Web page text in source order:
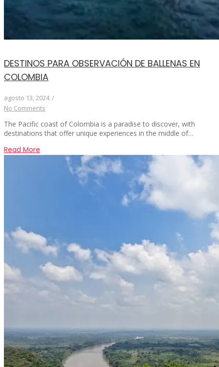
DESTINOS PARA OBSERVACIÓN DE BALLENAS EN
COLOMBIA
agosto 13, 2024 /
No Comments
The Pacific coast of Colombia is a paradise to discover, with
destinations that offer unique experiences in the middle of…
Read More